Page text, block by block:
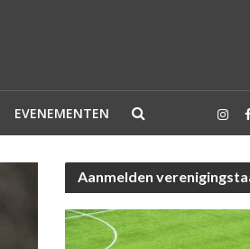
EVENEMENTEN
Aanmelden